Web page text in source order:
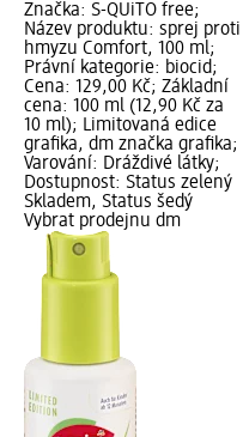
Značka: S-QUiTO free;
Název produktu: sprej proti
hmyzu Comfort, 100 ml;
Právní kategorie: biocid;
Cena: 129,00 Kč; Základní
cena: 100 ml (12,90 Kč za
10 ml); Limitovaná edice
grafika, dm značka grafika;
Varování: Dráždivé látky;
Dostupnost: Status zelený
Skladem, Status šedý
Vybrat prodejnu dm